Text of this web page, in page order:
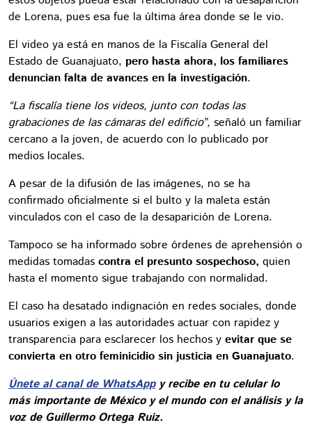
de Lorena, pues esa fue la última área donde se le vio.
El video ya está en manos de la Fiscalía General del
Estado de Guanajuato, pero hasta ahora, los familiares
denuncian falta de avances en la investigación.
“La fiscalía tiene los videos, junto con todas las
grabaciones de las cámaras del edificio”, señaló un familiar
cercano a la joven, de acuerdo con lo publicado por
medios locales.
A pesar de la difusión de las imágenes, no se ha
confirmado oficialmente si el bulto y la maleta están
vinculados con el caso de la desaparición de Lorena.
Tampoco se ha informado sobre órdenes de aprehensión o
medidas tomadas contra el presunto sospechoso, quien
hasta el momento sigue trabajando con normalidad.
El caso ha desatado indignación en redes sociales, donde
usuarios exigen a las autoridades actuar con rapidez y
transparencia para esclarecer los hechos y evitar que se
convierta en otro feminicidio sin justicia en Guanajuato.
Únete al canal de WhatsAppy recibe en tu celular lo
más importante de México y el mundo con el análisis y la
voz de Guillermo Ortega Ruiz.